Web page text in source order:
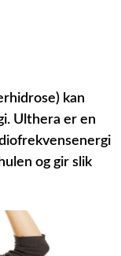
kan
Ulthera er en
og gir slik